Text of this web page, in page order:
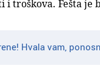
i troškova. Fešta je
Hvala vam,